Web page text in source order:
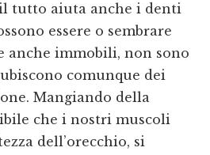
tutto aiuta anche i denti
essere o sembrare
immobili, non sono
comunque dei
Mangiando della
che i nostri muscoli
dell’orecchio, si